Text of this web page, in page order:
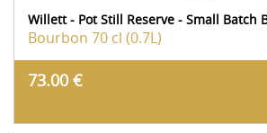
Willett - Pot Still Reserve - Small Batch
Bourbon 70 cl (0.7L)
73.00 €